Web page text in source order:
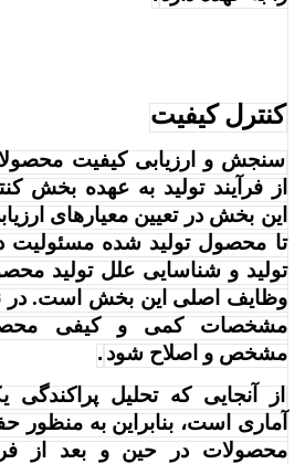
کنترل کیفیت
سنجش و ارزیابی کیفیت
از فرآیند تولید به عهده بخش
این بخش در تعیین معیارهای
تا محصول تولید شده مسئولیت
تولید و شناسایی علل تولید
وظایف اصلی این بخش است. در
مشخصات کمی و کیفی
مشخص و اصلاح شود .
از آنجایی که تحلیل پراکندگی
آماری است، بنابراین به منظور
محصولات در حین و بعد از